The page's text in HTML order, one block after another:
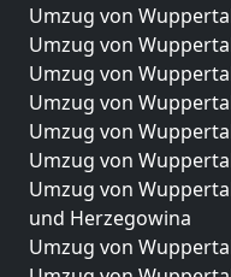
Umzug von
Umzug von
Umzug von
Umzug von
Umzug von
Umzug von
Umzug von
und Herzegowina
Umzug von